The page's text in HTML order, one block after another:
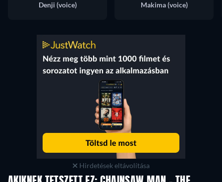
Denji (voice)
Makima (voice)
Hirdetések eltávolítása